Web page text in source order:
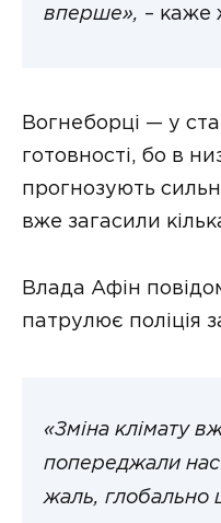
вперше», – каже
Вогнеборці — у
готовності, бо в
прогнозують
вже загасили
Влада Афін
патрулює поліція
«Зміна клімату
попереджали нас
жаль, глобально